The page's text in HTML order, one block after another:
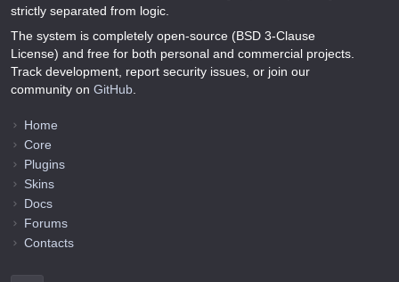
strictly separated from logic.
The system is completely open-source (BSD 3-Clause
License) and free for both personal and commercial projects.
Track development, report security issues, or join our
community on GitHub.
Home
Core
Plugins
Skins
Docs
Forums
Contacts